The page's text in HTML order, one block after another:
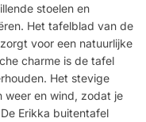
stoelen en
Het tafelblad van de
voor een natuurlijke
charme is de tafel
Het stevige
weer en wind, zodat je
Erikka buitentafel